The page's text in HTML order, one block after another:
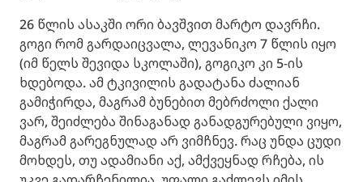
26 წლის ასაკში ორი ბავშვით მარტო დავრჩი.
გოგი რომ გარდაიცვალა, ლევანიკო 7 წლის იყო
(იმ წელს შევიდა სკოლაში), გოგიკო კი 5-ის
ხდებოდა. ამ ტკივილის გადატანა ძალიან
გამიჭირდა, მაგრამ ბუნებით მებრძოლი ქალი
ვარ, შეიძლება შინაგანად განადგურებული ვიყო,
მაგრამ გარეგნულად არ ვიმჩნევ. რაც უნდა ცუდი
მოხდეს, თუ ადამიანი აქ, ამქვეყნად რჩება, ის